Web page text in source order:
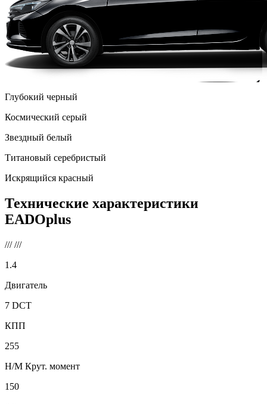
Глубокий черный
Космический серый
Звездный белый
Титановый серебристый
Искрящийся красный
Технические характеристики
EADOplus
/// ///
1.4
Двигатель
7 DCT
КПП
255
Н/М Крут. момент
150